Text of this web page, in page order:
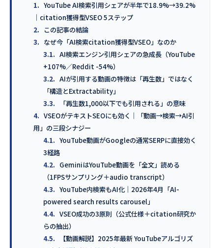
1. YouTube AI検索引用シェアが半年で18.9%→39.2%
｜citation獲得型VSEO 5ステップ
2.
この記事の結論
3. なぜ今「AI検索citation獲得型VSEO」なのか
3.1. AI検索エンジン引用シェアの急成長（YouTube
+107%／Reddit -54%）
3.2. AIが引用する動画の特徴は「再生数」ではなく
「構造とExtractability」
3.3.
「再生数1,000以下でも引用される」の意味
4. VSEOがテキストSEOにも効く｜「動画→検索→AI引
用」の三段シナジー
4.1. YouTube動画がGoogleの通常SERPに直接効く
3経路
4.2. GeminiはYouTube動画を「全文」読める
（1FPSサンプリング＋audio transcript）
4.3. YouTube内検索もAI化｜2026年4月「AI-
powered search results carousel」
4.4. VSEO成功の3原則（公式仕様＋citation研究か
らの抽出）
4.5.
【動画解説】2025年最新 YouTubeアルゴリズ